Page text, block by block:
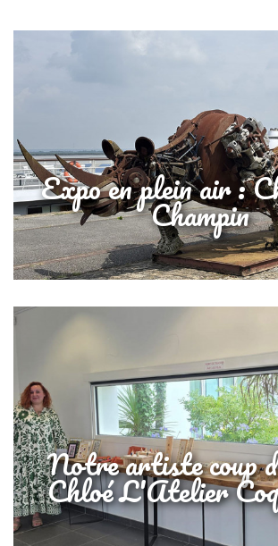
Expo en plein air :
Champin
Notre artiste coup
Chloé L'Atelier